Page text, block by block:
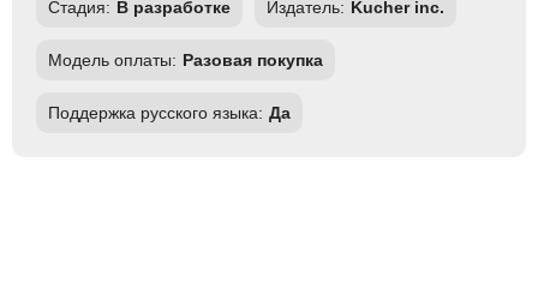
Стадия: В разработке Издатель: Kucher inc.
Модель оплаты: Разовая покупка
Поддержка русского языка: Да